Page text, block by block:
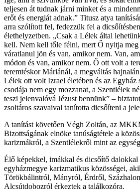
teljesen át tudnak járni minket és a
erőt és energiát adnak.” Titusz atya
arra szólított fel, fedezzük fel a
élethelyzetben. „Csak a Lélek által
kell. Nem kell tőle félni, mert Ő nyitja
váratlanul jön és van, amikor nem. Van,
módon és van, amikor nem. Ő ott volt a
teremtéskor Máriánál, a megváltás
Lélek ott volt Izrael életében és az Egyház
csodája nem egy mozzanat, a Szentlélek
teszi jelenvalóvá Jézust bennünk” –
zsoltáros szavaival tanította dicsőíteni a
A tanítást követően Végh Zoltán, az
Bizottságának elnöke tanúságtétele a
karizmákról, a Szentlélekről mint az
Élő képekkel, imákkal és dicsőítő dalokkal
egyházmegye karizmatikus közösségei,
Törökbálintról, Mányról, Érdről,
Alcsútdobozról érkeztek a találkozóra.